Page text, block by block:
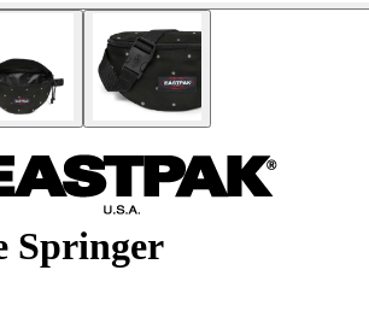
Springer